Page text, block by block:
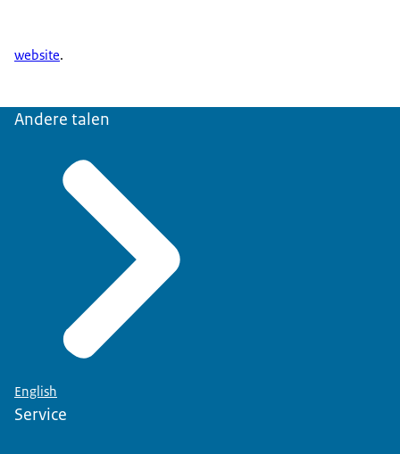
website.
Andere talen
English
Service